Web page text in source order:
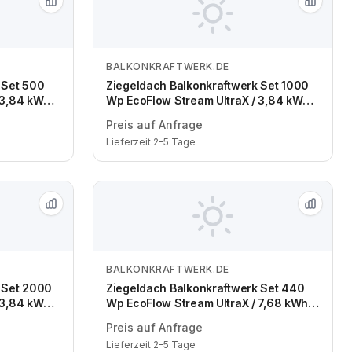
500
kWh /
Zum Angebot
BALKONKRAFTWERK.DE
Ziegeldach Balkonkraftwerk Set 1000
Wp EcoFlow Stream UltraX / 3,84 kWh /
eine Reihe / Schuko / 1,5 m
Preis auf Anfrage
Lieferzeit 2-5 Tage
2000
kWh /
Zum Angebot
BALKONKRAFTWERK.DE
Ziegeldach Balkonkraftwerk Set 440
Wp EcoFlow Stream UltraX / 7,68 kWh /
Reihe / Schuko / 1,5 m
Preis auf Anfrage
Lieferzeit 2-5 Tage